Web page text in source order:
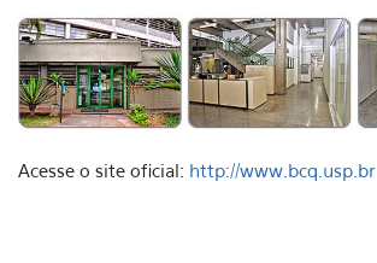
Acesse o site oficial: http://www.bcq.usp.br